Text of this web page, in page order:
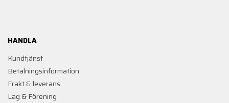
HANDLA
Kundtjänst
Betalningsinformation
Frakt & leverans
Lag & Förening